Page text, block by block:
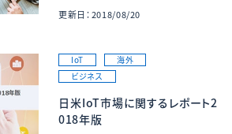
更新日：2018/08/20
IoT
海外
ビジネス
日米IoT市場に関するレポート2
018年版